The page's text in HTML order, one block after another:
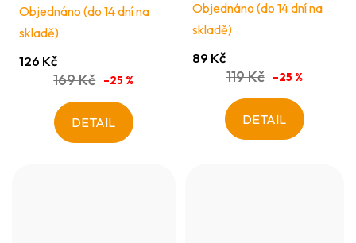
Objednáno (do 14 dní na
skladě)
126 Kč
169 Kč –25 %
DETAIL
Objednáno (do 14 dní na
skladě)
89 Kč
119 Kč –25 %
DETAIL